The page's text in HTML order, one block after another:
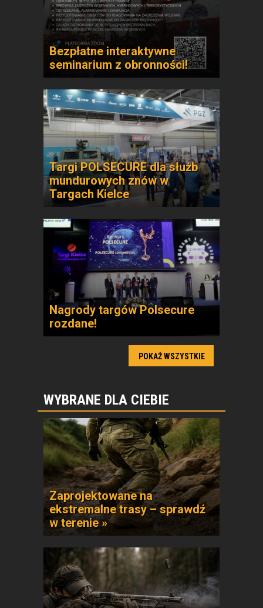
Bezpłatne interaktywne
seminarium z obronności!
Targi POLSECURE dla służb
mundurowych znów w
Targach Kielce
Nagrody targów Polsecure
rozdane!
POKAŻ WSZYSTKIE
WYBRANE DLA CIEBIE
Zaprojektowane na
ekstremalne trasy – sprawdź
w terenie »